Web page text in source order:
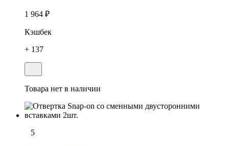
1 964 ₽
Кэшбек
+ 137
Товара нет в наличии
5